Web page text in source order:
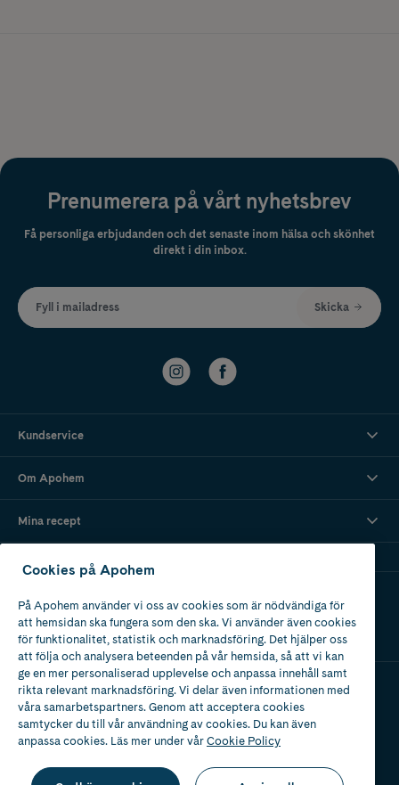
Prenumerera på vårt nyhetsbrev
Få personliga erbjudanden och det senaste inom hälsa och skönhet
direkt i din inbox.
Fyll i mailadress Skicka
Kundservice
Om Apohem
Mina recept
Apotek med tillstånd
av Läkemedelsverket
Cookies på Apohem
På Apohem använder vi oss av cookies som är nödvändiga för
att hemsidan ska fungera som den ska. Vi använder även cookies
för funktionalitet, statistik och marknadsföring. Det hjälper oss
att följa och analysera beteenden på vår hemsida, så att vi kan
ge en mer personaliserad upplevelse och anpassa innehåll samt
rikta relevant marknadsföring. Vi delar även informationen med
våra samarbetspartners. Genom att acceptera cookies
samtycker du till vår användning av cookies. Du kan även
anpassa cookies. Läs mer under vårCookie Policy